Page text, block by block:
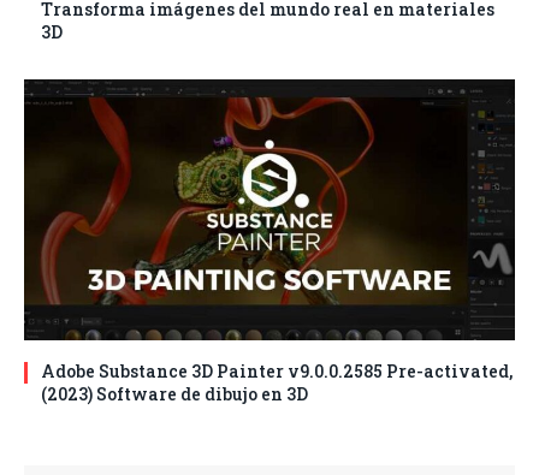
Transforma imágenes del mundo real en materiales
3D
Adobe Substance 3D Painter v9.0.0.2585 Pre-activated,
(2023) Software de dibujo en 3D